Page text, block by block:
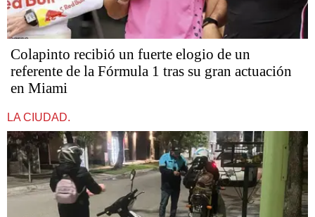
Colapinto recibió un fuerte elogio de un
referente de la Fórmula 1 tras su gran actuación
en Miami
LA CIUDAD.